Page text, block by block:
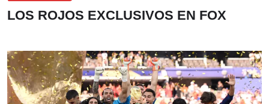
LOS ROJOS EXCLUSIVOS EN FOX